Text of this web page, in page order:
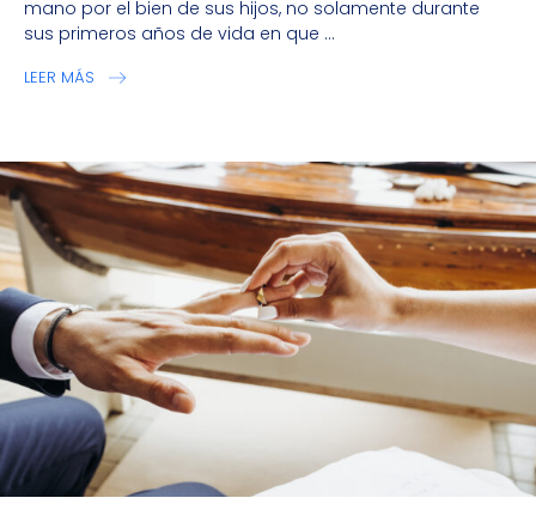
mano por el bien de sus hijos, no solamente durante
sus primeros años de vida en que ...
LEER MÁS